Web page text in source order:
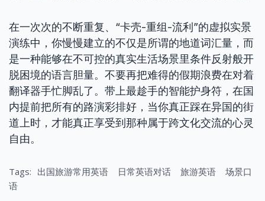
在一次次的不断重复、“卡壳-重组-流利”的虚拟实景
演练中，你慢慢建立的不仅是所谓的地道词汇量，而
是一种能够在不可控的真实生活场景里条件反射般开
脱困境的语言胆量。不要再把难得的假期浪费在对着
翻译器手忙脚乱了。带上最趁手的智能护身符，在国
内提前把所有的路演彩排好，当你真正踩在异国的街
道上时，才能真正享受到那种属于跨文化交流的心灵
自由。
Tags: 出国旅游常用英语 日常英语对话 旅游英语
场景口
语